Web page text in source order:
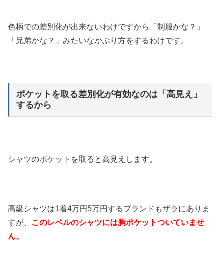
色柄での差別化が出来ないわけですから「制服かな？」
「兄弟かな？」みたいなかぶり方をするわけです。
ポケットを取る差別化が有効なのは「高見え」
するから
シャツのポケットを取ると高見えします。
高級シャツは1着4万円5万円するブランドもザラにありま
すが、 このレベルのシャツには胸ポケットついていませ
ん。